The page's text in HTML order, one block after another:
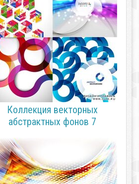
Коллекция векторных
абстрактных фонов 7